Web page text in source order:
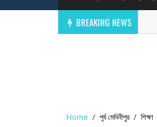
BREAKING NEWS
Home / পূর্ব মেদিনীপুর / শিক্ষা